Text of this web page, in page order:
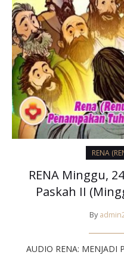
RENA
RENA Minggu,
Paskah II
By
AUDIO RENA: MENJADI